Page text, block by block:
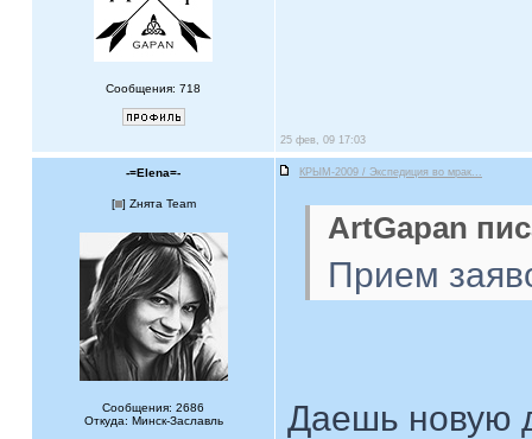
Сообщения: 718
25 фев, 09 17:03
-=Elena=- КРЫМ-2009 / Экспедиция во мрак...
[ ] Zнята Team
Сообщения: 2686
Откуда: Минск-Заславль
ArtGapan
Прием
Даешь новую